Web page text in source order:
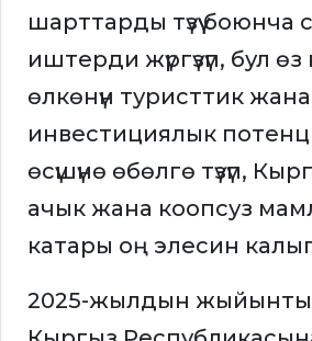
шарттарды түзүү боюнча
иштерди жүргүзүп, бул
өлкөнүн туристтик жана
инвестициялык
өсүшүнө өбөлгө түзүп,
ачык жана коопсуз
катары оң элесин
2025-жылдын